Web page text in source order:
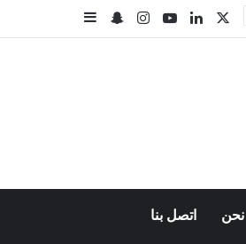
لينكدإن‫YouTubeانستقرامسناب تشات
إضافة عمود
اتصل بنا